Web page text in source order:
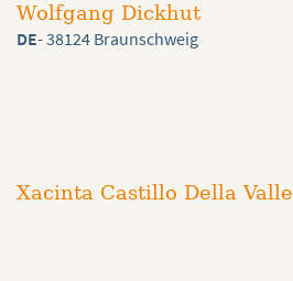
Wolfgang Dickhut
DE- 38124 Braunschweig
Xacinta Castillo Della Valle